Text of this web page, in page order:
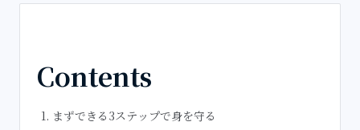
Contents
まずできる3ステップで身を守る